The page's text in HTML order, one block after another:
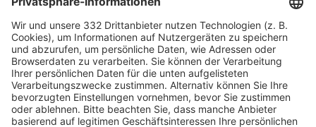
HÄUFIG BESUCHTE SEITEN
Pässe und Vereinswechsel
Trainerausbildung
Schulungsangebot Vereinsmitarbeiter
BFV-Geschäftsstellen